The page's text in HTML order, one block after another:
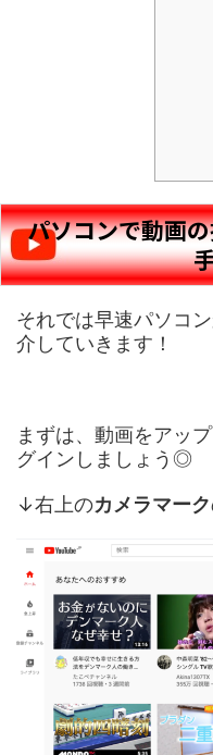
パソコンで動画
それでは早速パソコ
介していきます！
まずは、動画をアッ
グインしましょう◎
↓右上のカメラマーク